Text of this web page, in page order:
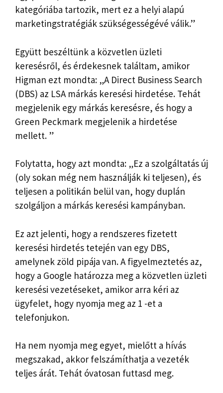
kategóriába tartozik, mert ez a helyi alapú
marketingstratégiák szükségességévé válik.”
Együtt beszéltünk a közvetlen üzleti
keresésről, és érdekesnek találtam, amikor
Higman ezt mondta: „A Direct Business Search
(DBS) az LSA márkás keresési hirdetése. Tehát
megjelenik egy márkás keresésre, és hogy a
Green Peckmark megjelenik a hirdetése
mellett. ”
Folytatta, hogy azt mondta: „Ez a szolgáltatás új
(oly sokan még nem használják ki teljesen), és
teljesen a politikán belül van, hogy duplán
szolgáljon a márkás keresési kampányban.
Ez azt jelenti, hogy a rendszeres fizetett
keresési hirdetés tetején van egy DBS,
amelynek zöld pipája van. A figyelmeztetés az,
hogy a Google határozza meg a közvetlen üzleti
keresési vezetéseket, amikor arra kéri az
ügyfelet, hogy nyomja meg az 1 -et a
telefonjukon.
Ha nem nyomja meg egyet, mielőtt a hívás
megszakad, akkor felszámíthatja a vezeték
teljes árát. Tehát óvatosan futtasd meg.